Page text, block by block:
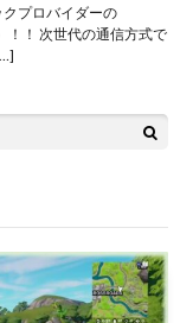
プロバイダーの
！！ 次世代の通信方式で